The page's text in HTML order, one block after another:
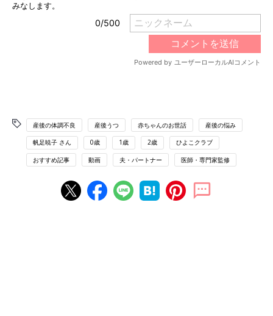
産後の体調不良 産後うつ 赤ちゃんのお世話 産後の悩み
帆足暁子 さん 0歳 1歳 2歳 ひよこクラブ
おすすめ記事 動画 夫・パートナー 医師・専門家監修